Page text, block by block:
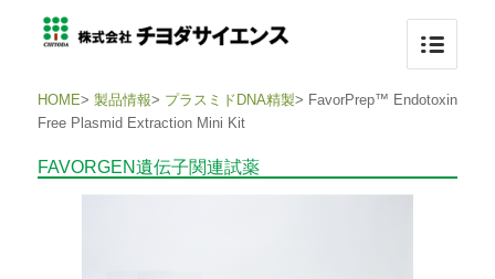
HOME> 製品情報> プラスミドDNA精製> FavorPrep™ Endotoxin
Free Plasmid Extraction Mini Kit
FAVORGEN遺伝子関連試薬